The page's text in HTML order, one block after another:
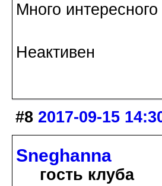
Много
Неактивен
#8 2017-09-15
Sneghanna
гость клуба